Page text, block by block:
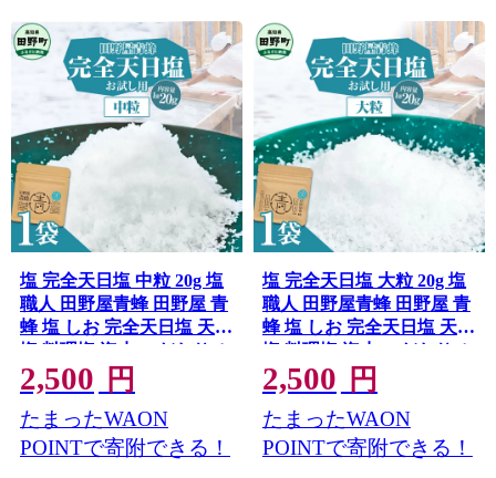
塩 完全天日塩 中粒 20g 塩
職人 田野屋青蜂 田野屋 青
蜂 塩 しお 完全天日塩 天日
塩 料理塩 海水 こだわり ミ
ネラル 栄養 にく 肉 牛肉
うし 牛 さかな 魚 野菜 料
理 万能 調味料
2,500 円
たまったWAON
POINTで寄附できる！
塩 完全天日塩 大粒 20g 塩
職人 田野屋青蜂 田野屋 青
蜂 塩 しお 完全天日塩 天日
塩 料理塩 海水 こだわり ミ
ネラル 栄養 にく 肉 牛肉
うし 牛 さかな 魚 野菜 料
理 万能 調味料
2,500 円
たまったWAON
POINTで寄附できる！